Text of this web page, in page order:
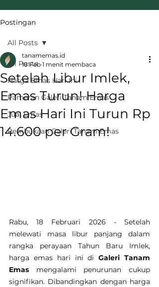
Postingan
All Posts
Harga Emas Hari Ini
Pameran Galeri Tanam Emas
Jual Emas
Pembukaan Galeri Tanam Emas
All Posts
Setelah Libur Imlek,
Emas Turun! Harga
Emas Hari Ini Turun Rp
14.600 per Gram!
tanamemas.id
18 Feb 1 menit membaca
Rabu, 18 Februari 2026 - Setelah
melewati masa libur panjang dalam
rangka perayaan Tahun Baru Imlek,
harga emas hari ini di Galeri Tanam
Emas mengalami penurunan cukup
signifikan. Dibandingkan dengan harga